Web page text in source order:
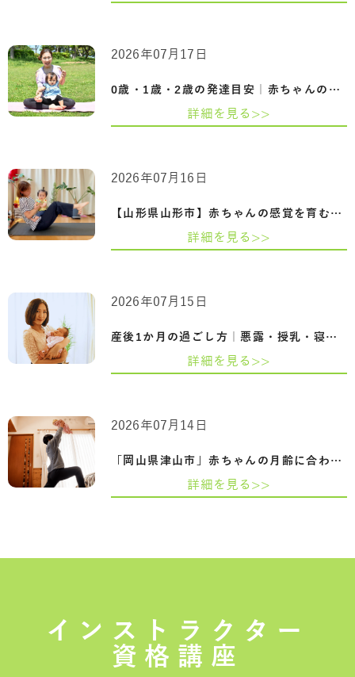
0歳・1歳・2歳の発達目安｜赤ちゃんの成長…
2026年07月17日
詳細を見る>>
【山形県山形市】赤ちゃんの感覚を育むふ…
2026年07月16日
詳細を見る>>
産後1か月の過ごし方｜悪露・授乳・寝不足…
2026年07月15日
詳細を見る>>
「岡山県津山市」赤ちゃんの月齢に合わせ…
2026年07月14日
詳細を見る>>
インストラクター
資格講座